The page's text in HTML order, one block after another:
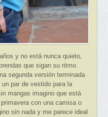
y no está nunca quieto,
que sigan su ritmo.
segunda versión terminada
par de vestido para la
mangas imagino que está
con una camisa o
sin nada y me parece ideal